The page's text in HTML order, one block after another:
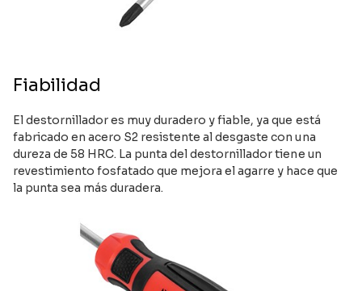
Fiabilidad
El destornillador es muy duradero y fiable, ya que está
fabricado en acero S2 resistente al desgaste con una
dureza de 58 HRC. La punta del destornillador tiene un
revestimiento fosfatado que mejora el agarre y hace que
la punta sea más duradera.